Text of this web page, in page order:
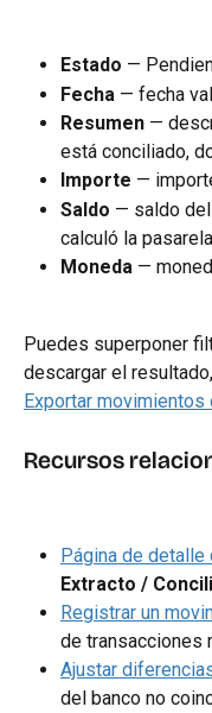
Estado —
Fecha — fecha
Resumen —
está conciliado,
Importe —
Saldo — saldo
calculó la
Moneda —
Puedes superponer
descargar el
Exportar movimientos
Recursos
Página de detalle
Extracto /
Registrar un
de transacciones
Ajustar
del banco no